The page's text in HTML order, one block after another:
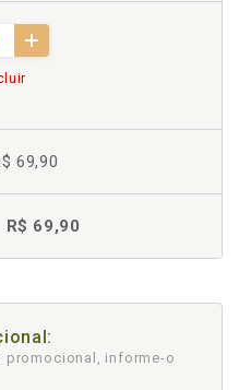
69,90
R$ 69,90
informe-o